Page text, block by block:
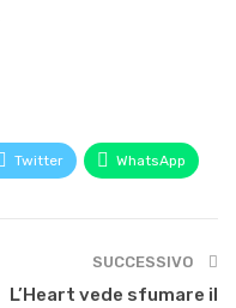
Twitter WhatsApp
SUCCESSIVO
L’Heart vede sfumare il